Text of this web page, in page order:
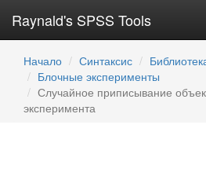
Raynald's SPSS Tools
Начало Синтаксис
Блочные эксперименты
Случайное приписывание
эксперимента